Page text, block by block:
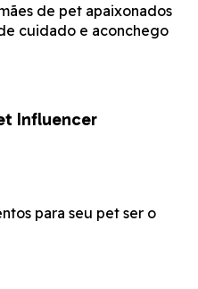
de pet apaixonados
cuidado e aconchego
Influencer
para seu pet ser o